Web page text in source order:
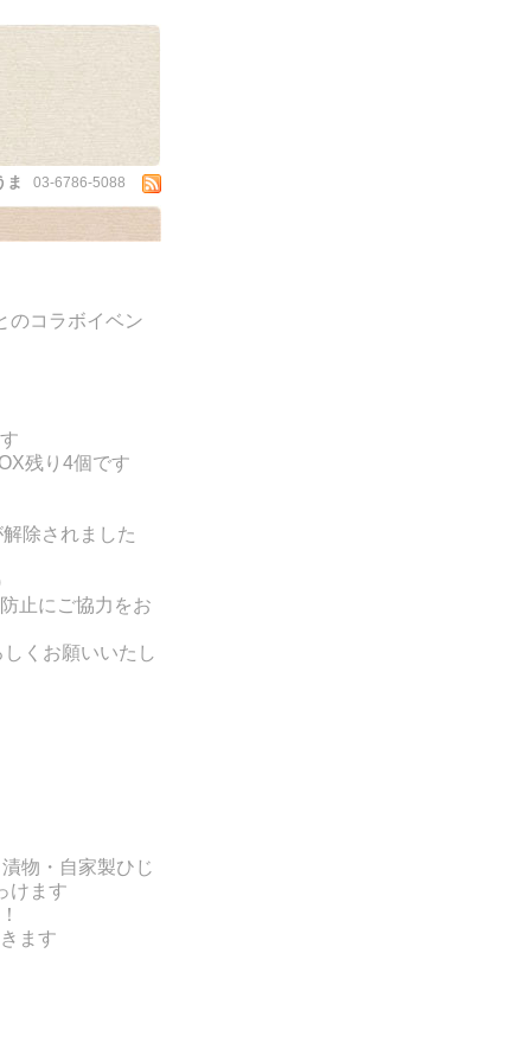
ま 03-6786-5088
のコラボイベン
残り4個です
除されました
止にご協力をお
くお願いいたし
物・自家製ひじ
けます
ます